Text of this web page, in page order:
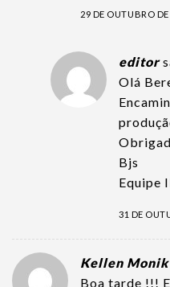
29 DE OUTUBRO
editor
Olá
Bjs
Equipe
31 DE
Kellen Monik
Boa tarde !!!